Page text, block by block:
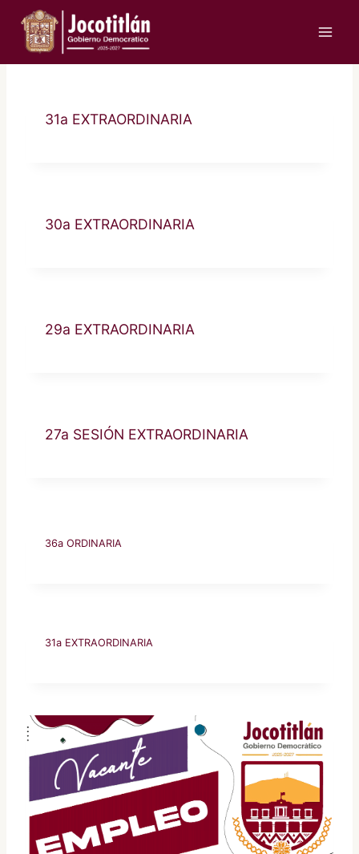
Saltar
31a EXTRAORDINARIA
30a EXTRAORDINARIA
29a EXTRAORDINARIA
27a SESIÓN EXTRAORDINARIA
36a ORDINARIA
31a EXTRAORDINARIA